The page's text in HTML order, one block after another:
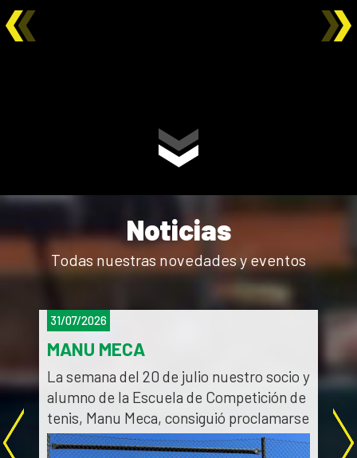
Noticias
Todas nuestras novedades y eventos
31/07/2026
MANU MECA
La semana del 20 de julio nuestro socio y
alumno de la Escuela de Competición de
tenis, Manu Meca, consiguió proclamarse
campeón del torneo Young Tennis Tour